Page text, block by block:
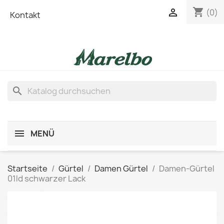
Kontakt shopping_cart (0)

search
MENÜ
Startseite Gürtel Damen Gürtel
Damen-Gürtel
01ld schwarzer Lack